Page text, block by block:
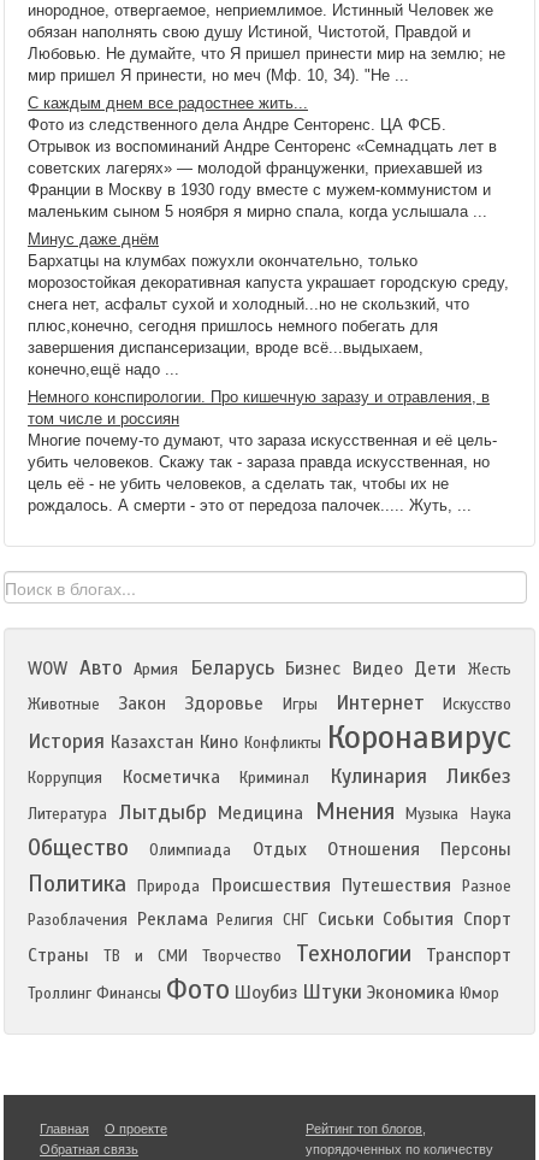
инородное, отвергаемое, неприемлимое. Истинный Человек же
обязан наполнять свою душу Истиной, Чистотой, Правдой и
Любовью. Не думайте, что Я пришел принести мир на землю; не
мир пришел Я принести, но меч (Мф. 10, 34). "Не ...
С каждым днем все радостнее жить...
Фото из следственного дела Андре Сенторенс. ЦА ФСБ.
Отрывок из воспоминаний Андре Сенторенс «Семнадцать лет в
советских лагерях» — молодой француженки, приехавшей из
Франции в Москву в 1930 году вместе с мужем-коммунистом и
маленьким сыном 5 ноября я мирно спала, когда услышала ...
Минус даже днём
Бархатцы на клумбах пожухли окончательно, только
морозостойкая декоративная капуста украшает городскую среду,
снега нет, асфальт сухой и холодный...но не скользкий, что
плюс,конечно, сегодня пришлось немного побегать для
завершения диспансеризации, вроде всё...выдыхаем,
конечно,ещё надо ...
Немного конспирологии. Про кишечную заразу и отравления, в
том числе и россиян
Многие почему-то думают, что зараза искусственная и её цель-
убить человеков. Скажу так - зараза правда искусственная, но
цель её - не убить человеков, а сделать так, чтобы их не
рождалось. А смерти - это от передоза палочек..... Жуть, ...
WOW Авто Армия Беларусь Бизнес Видео Дети
Жесть
Животные
Закон Здоровье Игры Интернет Искусство
История Казахстан Кино Конфликты Коронавирус
Коррупция Косметичка Криминал Кулинария Ликбез
Литература Лытдыбр Медицина Мнения Музыка Наука
Общество Олимпиада Отдых Отношения Персоны
Политика Природа Происшествия Путешествия
Разное
Разоблачения
Реклама Религия СНГ Сиськи События Спорт
Страны
ТВ и СМИ Творчество Технологии Транспорт
Троллинг Финансы Фото Шоубиз Штуки Экономика Юмор
Главная
О проекте
Обратная связь
Рейтинг топ блогов
упорядоченных по количеству